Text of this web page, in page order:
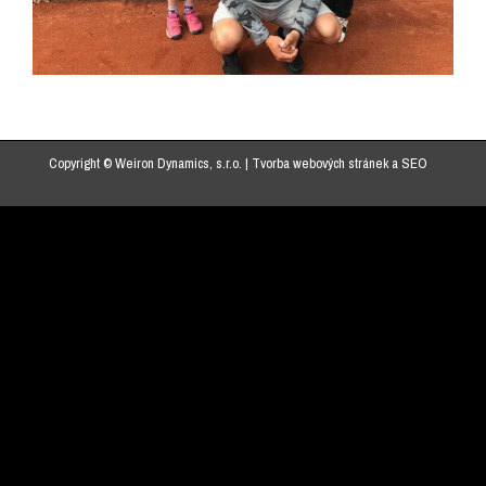
Copyright © Weiron Dynamics, s.r.o. | Tvorba webových stráneka SEO